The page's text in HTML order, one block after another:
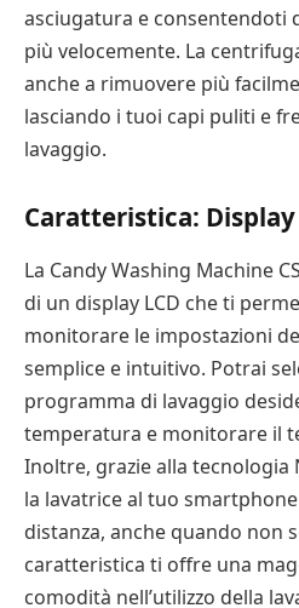
asciugatura e consentendoti
più velocemente. La
anche a rimuovere più
lasciando i tuoi capi puliti e
lavaggio.
Caratteristica: Display
La Candy Washing Machine
di un display LCD che ti
monitorare le impostazioni
semplice e intuitivo. Potrai
programma di lavaggio
temperatura e monitorare il
Inoltre, grazie alla tecnologia
la lavatrice al tuo
distanza, anche quando non
caratteristica ti offre una
comodità nell’utilizzo della